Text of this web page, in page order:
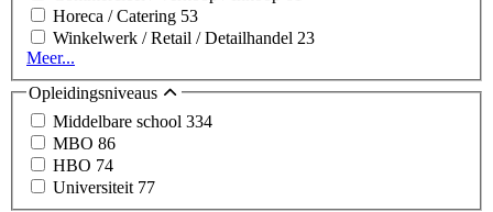
Horeca / Catering 53
Winkelwerk / Retail / Detailhandel 23
Meer...
Opleidingsniveaus
Middelbare school 334
MBO 86
HBO 74
Universiteit 77